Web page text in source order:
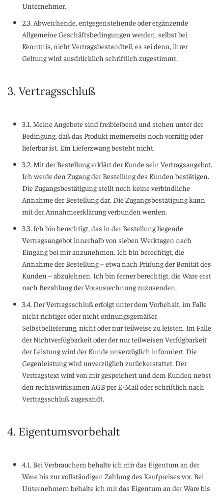
Unternehmer.
2.3. Abweichende, entgegenstehende oder ergänzende
Allgemeine Geschäftsbedingungen werden, selbst bei
Kenntnis, nicht Vertragsbestandteil, es sei denn, ihrer
Geltung wird ausdrücklich schriftlich zugestimmt.
3. Vertragsschluß
3.1. Meine Angebote sind freibleibend und stehen unter der
Bedingung, daß das Produkt meinerseits noch vorrätig oder
lieferbar ist. Ein Lieferzwang besteht nicht.
3.2. Mit der Bestellung erklärt der Kunde sein Vertragsangebot.
Ich werde den Zugang der Bestellung des Kunden bestätigen.
Die Zugangsbestätigung stellt noch keine verbindliche
Annahme der Bestellung dar. Die Zugangsbestätigung kann
mit der Annahmeerklärung verbunden werden.
3.3. Ich bin berechtigt, das in der Bestellung liegende
Vertragsangebot innerhalb von sieben Werktagen nach
Eingang bei mir anzunehmen. Ich bin berechtigt, die
Annahme der Bestellung – etwa nach Prüfung der Bonität des
Kunden – abzulehnen. Ich bin ferner berechtigt, die Ware erst
nach Bezahlung der Vorausrechnung zuzusenden.
3.4. Der Vertragsschluß erfolgt unter dem Vorbehalt, im Falle
nicht richtiger oder nicht ordnungsgemäßer
Selbstbelieferung, nicht oder nur teilweise zu leisten. Im Falle
der Nichtverfügbarkeit oder der nur teilweisen Verfügbarkeit
der Leistung wird der Kunde unverzüglich informiert. Die
Gegenleistung wird unverzüglich zurückerstattet. Der
Vertragstext wird von mir gespeichert und dem Kunden nebst
den rechtswirksamen AGB per E-Mail oder schriftlich nach
Vertragsschluß zugesandt.
4. Eigentumsvorbehalt
4.1. Bei Verbrauchern behalte ich mir das Eigentum an der
Ware bis zur vollständigen Zahlung des Kaufpreises vor. Bei
Unternehmern behalte ich mir das Eigentum an der Ware bis